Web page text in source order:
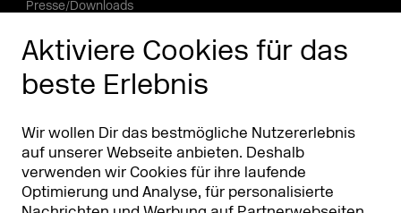
Aktiviere Cookies für das
beste Erlebnis
Wir wollen Dir das bestmögliche Nutzererlebnis
auf unserer Webseite anbieten. Deshalb
verwenden wir Cookies für ihre laufende
Optimierung und Analyse, für personalisierte
Presse/Downloads
Phishing Alarm
Partner
Partner & Sponsoren DMEXCO Asia